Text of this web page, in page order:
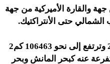
جهة والقارة الأميركية من جهة
حتى الأنتراكتيك.
وتبلغ مساحته 82441 مليون كم2 وترتفع إلى نحو 106463 كم2
عنه كبحر المانش وبحر